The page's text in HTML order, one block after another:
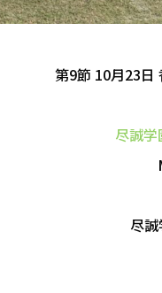
第9節 10月23日
尽誠学
尽